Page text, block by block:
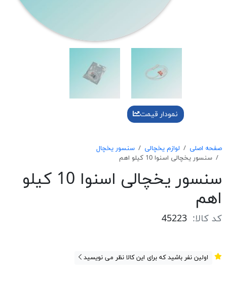
نمودار قیمت
صفحه اصلی لوازم یخچالی
سنسور یخچال
سنسور يخچالی اسنوا 10 كيلو اهم
سنسور يخچالی اسنوا 10 كيلو
اهم
کد کالا: 45223
اولین نفر باشید که برای این کالا نظر می نویسید